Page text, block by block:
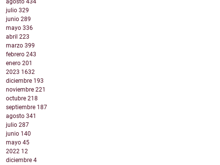
agosto 434
julio 329
junio 289
mayo 336
abril 223
marzo 399
febrero 243
enero 201
2023 1632
diciembre 193
noviembre 221
octubre 218
septiembre 187
agosto 341
julio 287
junio 140
mayo 45
2022 12
diciembre 4